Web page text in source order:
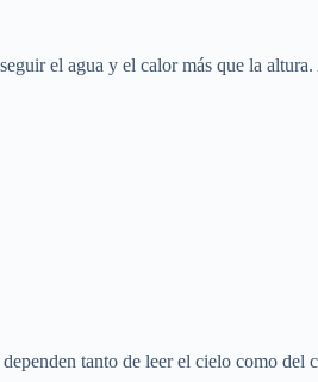
el agua y el calor más que la
tanto de leer el cielo como del